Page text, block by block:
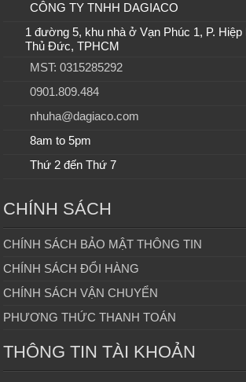
CÔNG TY TNHH DAGIACO
1 đường 5, khu nhà ở Vạn Phúc 1, P.
Thủ Đức, TPHCM
MST: 0315285292
0901.809.484
nhuha@dagiaco.com
8am to 5pm
Thứ 2 đến Thứ 7
CHÍNH SÁCH
CHÍNH SÁCH BẢO MẬT THÔNG TIN
CHÍNH SÁCH ĐỔI HÀNG
CHÍNH SÁCH VẬN CHUYỂN
PHƯƠNG THỨC THANH TOÁN
THÔNG TIN TÀI KHOẢN